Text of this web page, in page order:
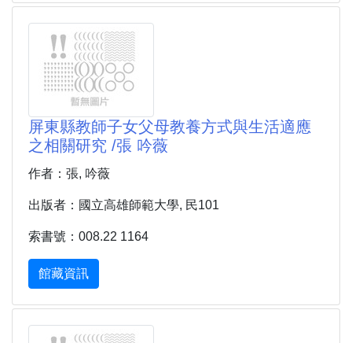
屏東縣教師子女父母教養方式與生活適應
之相關研究 /張 吟薇
作者：張, 吟薇
出版者：國立高雄師範大學, 民101
索書號：008.22 1164
館藏資訊